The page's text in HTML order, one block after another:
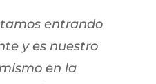
entrando
y es nuestro
en la